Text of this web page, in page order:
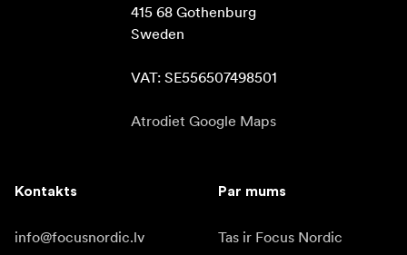
415 68 Gothenburg
Sweden
VAT: SE556507498501
Atrodiet Google Maps
Kontakts
info@focusnordic.lv
Par mums
Tas ir Focus Nordic